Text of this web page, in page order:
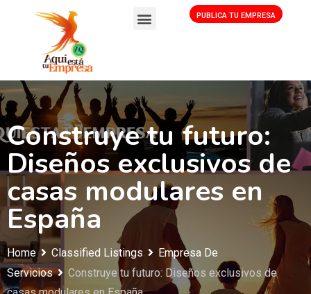
PUBLICA TU EMPRESA
Construye tu futuro:
Diseños exclusivos de
casas modulares en
España
Home Classified Listings
Empresa De
Servicios
Construye tu futuro: Diseños exclusivos de